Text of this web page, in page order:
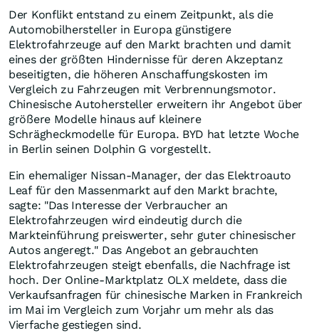
Der Konflikt entstand zu einem Zeitpunkt, als die
Automobilhersteller in Europa günstigere
Elektrofahrzeuge auf den Markt brachten und damit
eines der größten Hindernisse für deren Akzeptanz
beseitigten, die höheren Anschaffungskosten im
Vergleich zu Fahrzeugen mit Verbrennungsmotor.
Chinesische Autohersteller erweitern ihr Angebot über
größere Modelle hinaus auf kleinere
Schrägheckmodelle für Europa. BYD hat letzte Woche
in Berlin seinen Dolphin G vorgestellt.
Ein ehemaliger Nissan-Manager, der das Elektroauto
Leaf für den Massenmarkt auf den Markt brachte,
sagte: "Das Interesse der Verbraucher an
Elektrofahrzeugen wird eindeutig durch die
Markteinführung preiswerter, sehr guter chinesischer
Autos angeregt." Das Angebot an gebrauchten
Elektrofahrzeugen steigt ebenfalls, die Nachfrage ist
hoch. Der Online-Marktplatz OLX meldete, dass die
Verkaufsanfragen für chinesische Marken in Frankreich
im Mai im Vergleich zum Vorjahr um mehr als das
Vierfache gestiegen sind.